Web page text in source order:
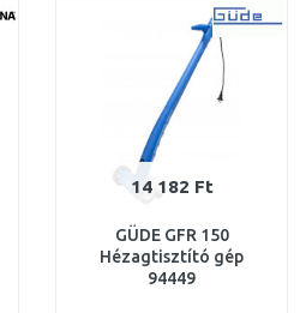
Összehasonlítás
14 182 Ft
GÜDE GFR 150
Hézagtisztító gép
94449